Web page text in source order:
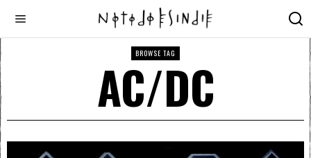
BROWSE TAG
AC/DC